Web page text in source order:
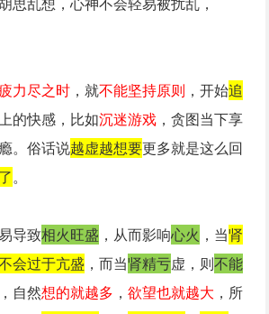
力尽之时 ，就不能坚持原则 ，开始追
的快感，比如沉迷游戏 ，贪图当下享
。俗话说越虚越想要更多就是这么回
。
导致相火旺盛 ，从而影响心火 ，当肾
会过于亢盛 ，而当肾精亏虚，则不能
，自然想的就越多 ，欲望也就越大 ，所